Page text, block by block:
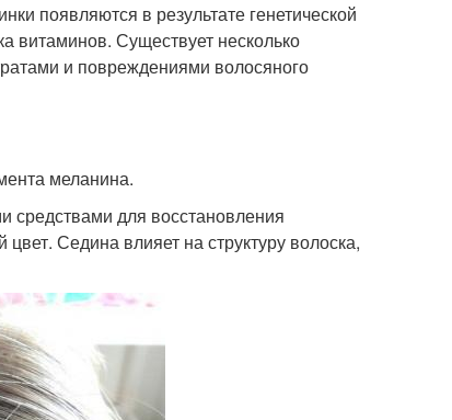
появляются в результате генетической
витаминов. Существует несколько
и повреждениями волосяного
меланина.
средствами для восстановления
Седина влияет на структуру волоска,